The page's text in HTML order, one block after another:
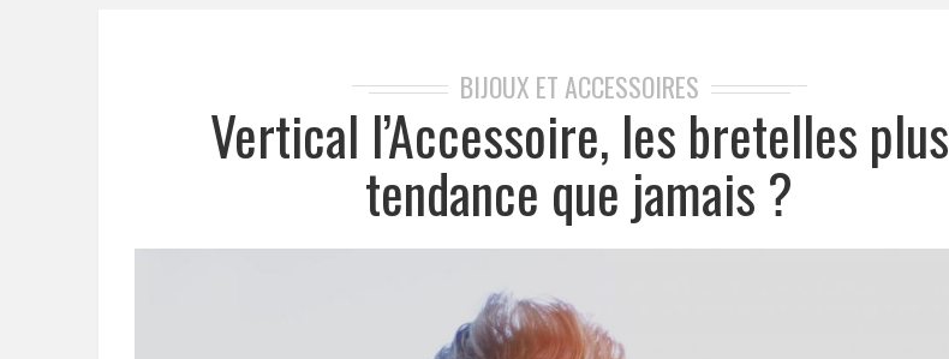
BIJOUX ET ACCESSOIRES
Vertical l’Accessoire, les bretelles plus
tendance que jamais ?